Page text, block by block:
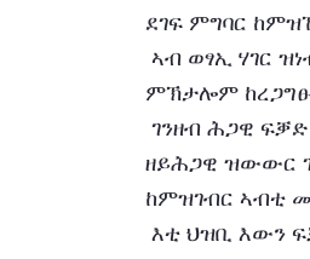
ደገፍ ምግባር
ምኽታሎም
ዘይሕጋዊ ዝውውር
ከምዝገብር ኣብቲ